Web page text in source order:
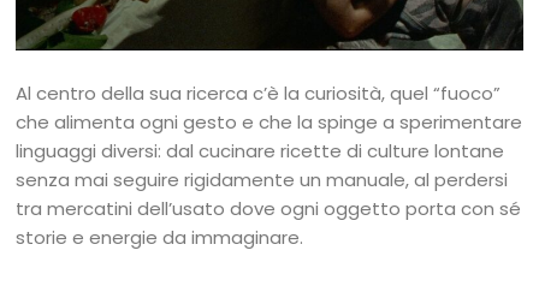
Al centro della sua ricerca c’è la curiosità, quel “fuoco”
che alimenta ogni gesto e che la spinge a sperimentare
linguaggi diversi: dal cucinare ricette di culture lontane
senza mai seguire rigidamente un manuale, al perdersi
tra mercatini dell’usato dove ogni oggetto porta con sé
storie e energie da immaginare.